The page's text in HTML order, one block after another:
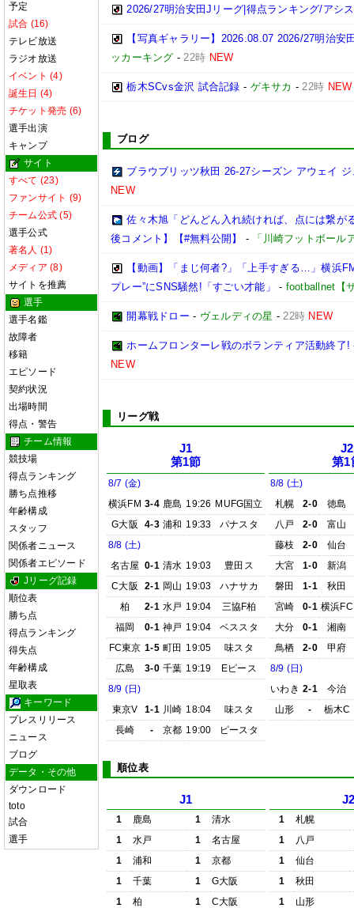
予定
試合 (16)
テレビ放送
ラジオ放送
イベント (4)
誕生日 (4)
チケット発売 (6)
選手出演
キャンプ
サイト
すべて (23)
ファンサイト (9)
チーム公式 (5)
選手公式
著名人 (1)
メディア (8)
サイトを推薦
選手
選手名鑑
故障者
移籍
エピソード
契約状況
出場時間
得点・警告
チーム情報
競技場
得点ランキング
勝ち点推移
年齢構成
スタッフ
関係者ニュース
関係者エピソード
Jリーグ記録
順位表
勝ち点
得点ランキング
得失点
年齢構成
星取表
キーワード
プレスリリース
ニュース
ブログ
データ・その他
ダウンロード
toto
試合
選手
2026/27明治安田Jリーグ|得点ランキング/アシ
【写真ギャラリー】2026.08.07 2026/27明治
ッカーキング -22時 NEW
栃木SCvs金沢 試合記録 - ゲキサカ -22時 NEW
ブログ
ブラウブリッツ秋田 26-27シーズン アウェイ
NEW
佐々木旭「どんどん入れ続ければ、点には繋
後コメント】【#無料公開】
- 「川崎フットボール
【動画】「まじ何者?」「上手すぎる…」横浜
プレー”にSNS騒然!「すごい才能」
- footballnet【
開幕戦ドロー - ヴェルディの星 -22時 NEW
ホームフロンターレ戦のボランティア活動終了!
NEW
リーグ戦
J1
第1節
8/7 (金)
横浜FM 3-4 鹿島 19:26 MUFG国立
G大阪
4-3 浦和 19:33
パナスタ
8/8 (土)
名古屋 0-1 清水 19:03
豊田ス
C大阪
2-1 岡山 19:03
ハナサカ
柏
2-1 水戸 19:04
三協F柏
福岡
0-1 神戸 19:04
ベススタ
FC東京 1-5 町田 19:05
味スタ
広島
3-0 千葉 19:19
Eピース
8/9 (日)
東京V
1-1 川崎 18:04
味スタ
長崎
- 京都 19:00 ピースタ
J2
第1
8/8 (土)
札幌
2-0
徳島
八戸
2-0
富山
藤枝
2-0
仙台
大宮
1-0
新潟
磐田
1-1
秋田
宮崎
0-1 横浜FC
大分
0-1
湘南
鳥栖
2-0
甲府
8/9 (日)
いわき 2-1
今治
山形
- 栃木C
順位表
J1
1 鹿島 1
清水
1
水戸 1
名古屋
1
浦和 1
京都
1
千葉 1
G大阪
1
柏 1
C大阪
1
札幌
1
八戸
1
仙台
1
秋田
1
山形